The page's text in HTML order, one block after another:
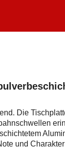
Die
und